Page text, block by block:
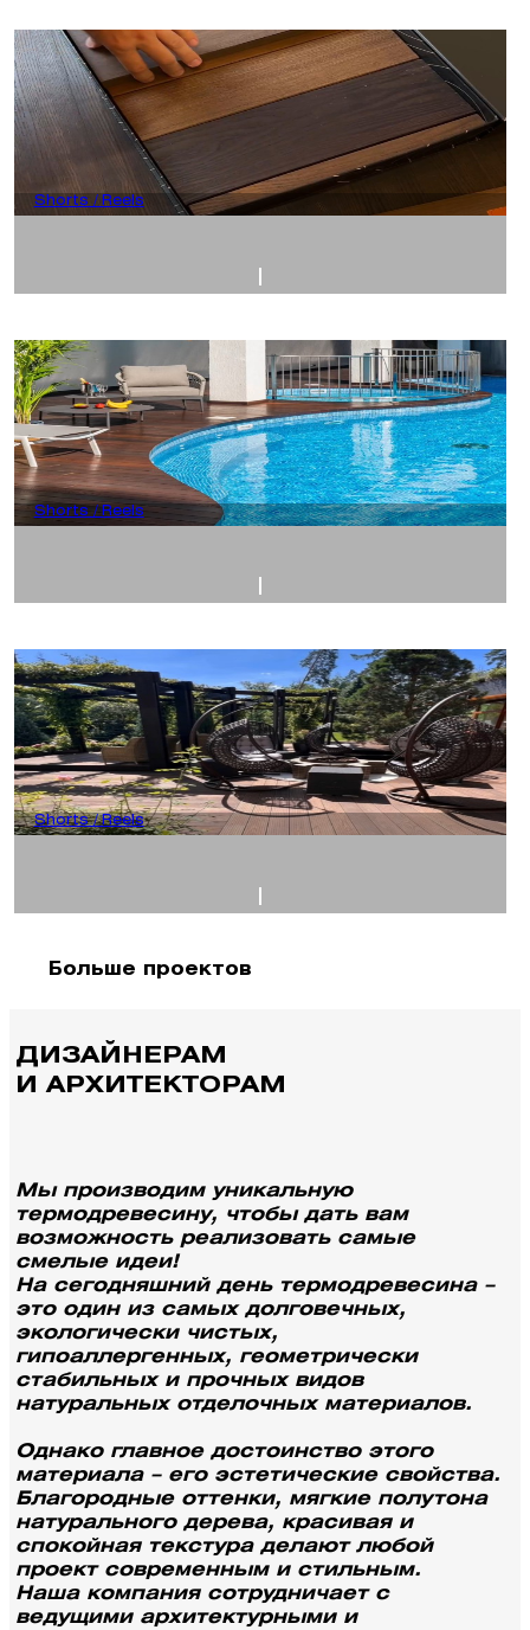
Shorts / Reels
Shorts / Reels
Shorts / Reels
Больше проектов
ДИЗАЙНЕРАМ
И АРХИТЕКТОРАМ
Мы производим уникальную
термодревесину, чтобы дать вам
возможность реализовать самые
смелые идеи!
На сегодняшний день термодревесина –
это один из самых долговечных,
экологически чистых,
гипоаллергенных, геометрически
стабильных и прочных видов
натуральных отделочных материалов.
Однако главное достоинство этого
материала – его эстетические свойства.
Благородные оттенки, мягкие полутона
натурального дерева, красивая и
спокойная текстура делают любой
проект современным и стильным.
Наша компания сотрудничает с
ведущими архитектурными и